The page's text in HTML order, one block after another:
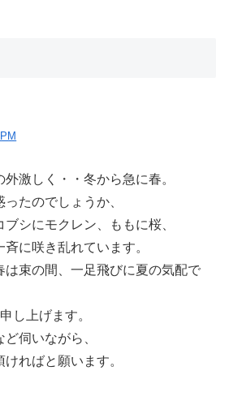
激しく・・冬から急に春。
たのでしょうか、
ブシにモクレン、ももに桜、
に咲き乱れています。
は束の間、一足飛びに夏の気配で
し上げます。
伺いながら、
ればと願います。